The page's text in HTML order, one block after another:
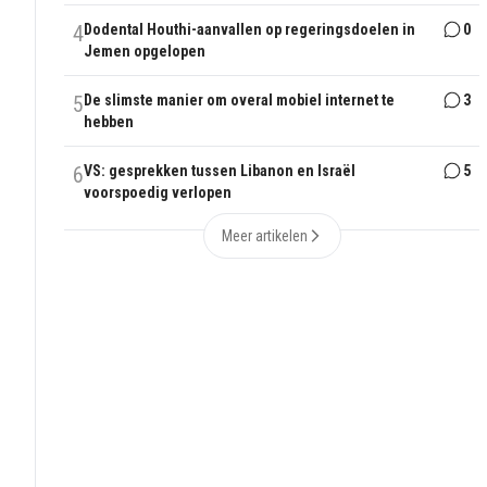
4Dodental Houthi-aanvallen op regeringsdoelen in
Jemen opgelopen
0
5 De slimste manier om overal mobiel internet te
hebben
3
6VS: gesprekken tussen Libanon en Israël
voorspoedig verlopen
5
Meer artikelen